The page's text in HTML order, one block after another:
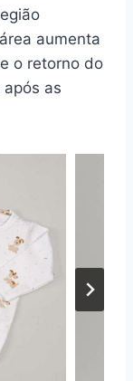
aumenta
o retorno do
as